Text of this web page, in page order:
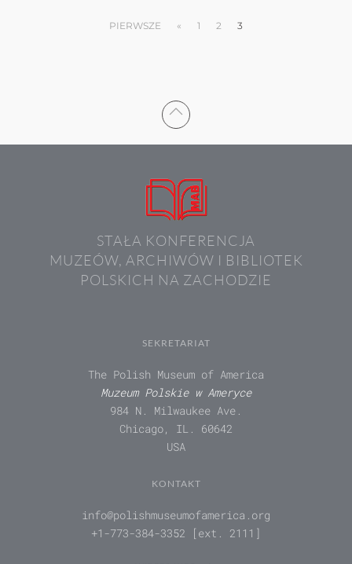
PIERWSZE « 1 2 3
STAŁA KONFERENCJA
MUZEÓW, ARCHIWÓW I BIBLIOTEK
POLSKICH NA ZACHODZIE
SEKRETARIAT
The Polish Museum of America
Muzeum Polskie w Ameryce
984 N. Milwaukee Ave.
Chicago, IL. 60642
USA
KONTAKT
info@polishmuseumofamerica.org
+1-773-384-3352 [ext. 2111]